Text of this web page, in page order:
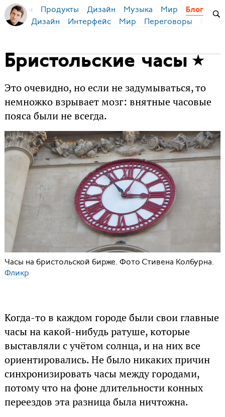
Бирман Продукты Дизайн Музыка Мир Блог
Дизайн Интерфейс Мир Переговоры
Бристольские часы
Это очевидно, но если не задумываться, то
немножко взрывает мозг: внятные часовые
пояса были не всегда.
Часы на бристольской бирже. Фото Стивена Колбурна.
Фликр
Когда-то в каждом городе были свои главные
часы на какой-нибудь ратуше, которые
выставляли с учётом солнца, и на них все
ориентировались. Не было никаких причин
синхронизировать часы между городами,
потому что на фоне длительности конных
переездов эта разница была ничтожна.